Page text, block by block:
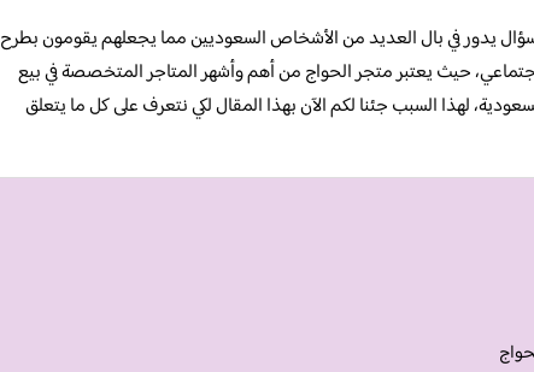
يدور في بال العديد من الأشخاص السعوديين مما يجعلهم يقومون بطرح
حيث يعتبر متجر الحواج من أهم وأشهر المتاجر المتخصصة في بيع
لهذا السبب جئنا لكم الآن بهذا المقال لكي نتعرف على كل ما يتعلق